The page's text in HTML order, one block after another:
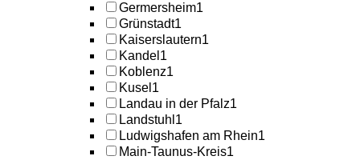
Germersheim1
Grünstadt1
Kaiserslautern1
Kandel 1
Koblenz1
Kusel 1
Landau in der Pfalz1
Landstuhl 1
Ludwigshafen am Rhein1
Main-Taunus-Kreis1